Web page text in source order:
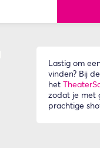
Lastig om
vinden? Bij
het
zodat je met
prachtige